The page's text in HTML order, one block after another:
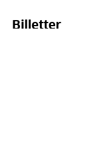
Billetter